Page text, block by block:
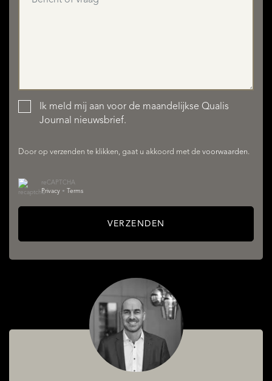
Ik meld mij aan voor de maandelijkse Qualis
Journal nieuwsbrief.
Door op verzenden te klikken, gaat u akkoord met de voorwaarden.
reCAPTCHA
Privacy • Terms
VERZENDEN